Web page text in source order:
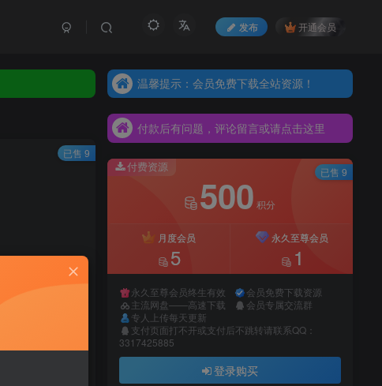
发布 开通会员
已售 9
温馨提示：会员免费下载全站资源！
温馨提示：会员免费下载全站资源！
付款后有问题，评论留言或请点击这里
付款后有问题，评论留言或请点击这里
付款后有问题，评论留言或请点击这里
付费资源
500 积分
月度会员
5
永久至尊会员
1
永久至尊会员终生有效
会员免费下载资源
主流网盘——高速下载
会员专属交流群
专人上传每天更新
支付页面打不开或支付后不跳转请联系QQ：
3317425885
登录购买
已售 9